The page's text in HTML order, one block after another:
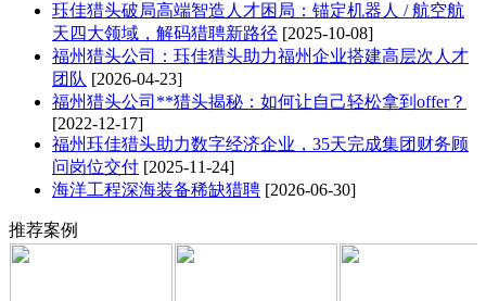
珏佳猎头破局高端智造人才困局：锚定机器人 / 航空航
天四大领域，解码猎聘新路径 [2025-10-08]
福州猎头公司：珏佳猎头助力福州企业搭建高层次人才
团队 [2026-04-23]
福州猎头公司**猎头揭秘：如何让自己轻松拿到offer？
[2022-12-17]
福州珏佳猎头助力数字经济企业，35天完成集团财务顾
问岗位交付 [2025-11-24]
海洋工程深海装备稀缺猎聘 [2026-06-30]
推荐案例